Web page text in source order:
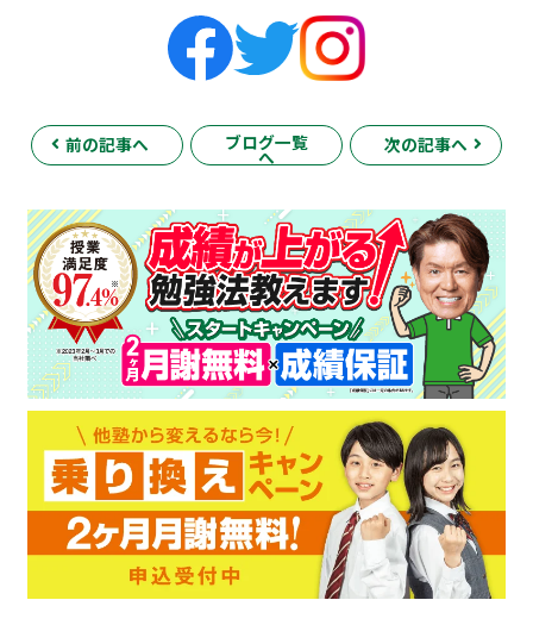
前の記事へ ブログ一覧
へ
次の記事へ